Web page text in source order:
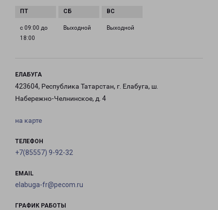
с 09:00 до
18:00
Выходной Выходной
ЕЛАБУГА
423604, Республика Татарстан, г. Елабуга, ш.
Набережно-Челнинское, д. 4
на карте
ТЕЛЕФОН
+7(85557) 9-92-32
EMAIL
elabuga-fr@pecom.ru
ГРАФИК РАБОТЫ